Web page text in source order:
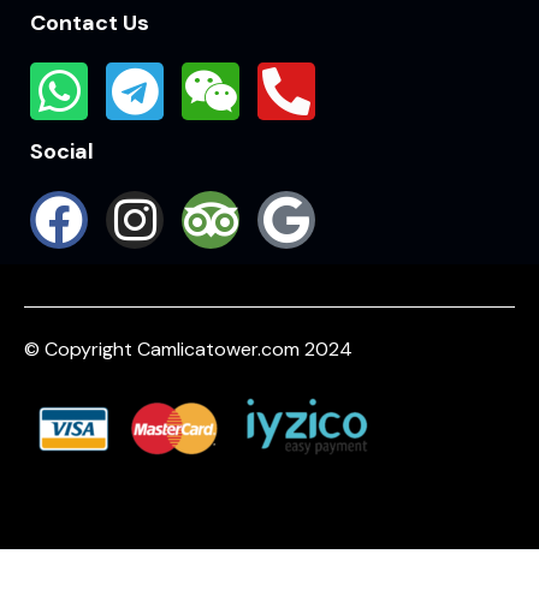
Contact Us
Social
© Copyright Camlicatower.com 2024